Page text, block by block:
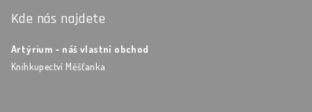
Kde nás najdete
Artýrium - náš vlastní obchod
Knihkupectví Měšťanka